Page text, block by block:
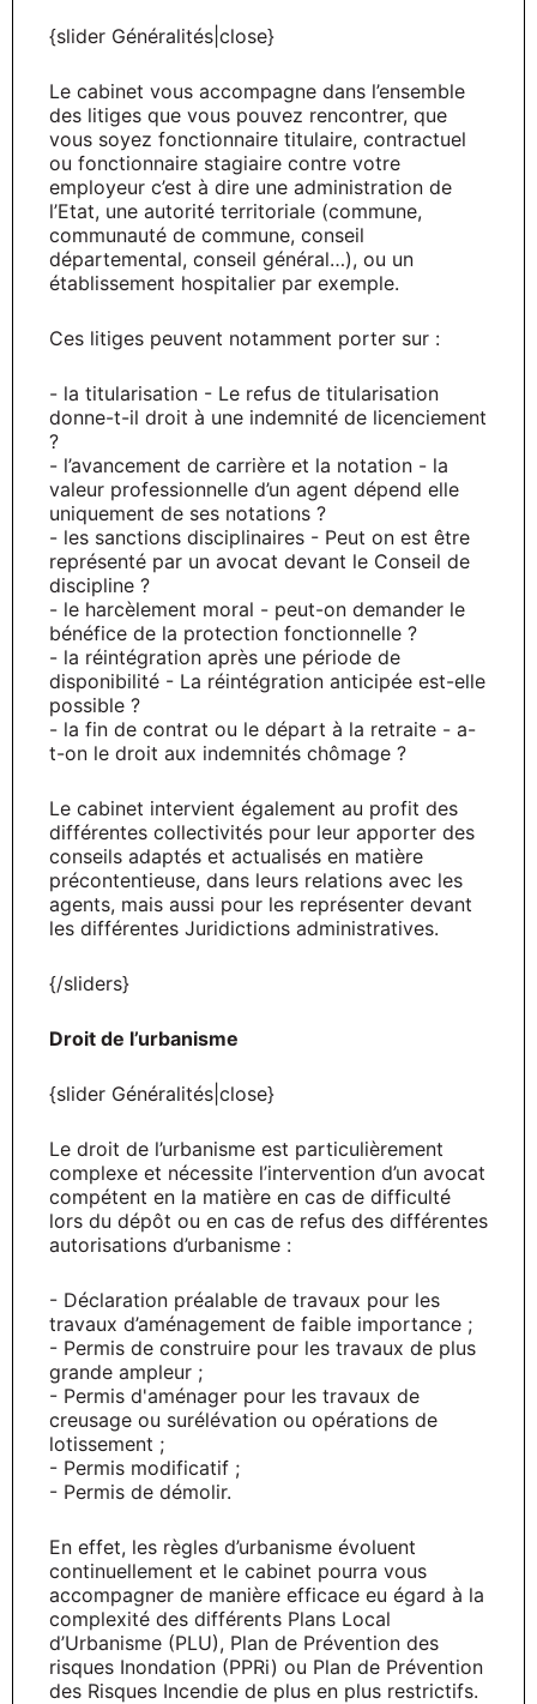
{slider Généralités|close}
Le cabinet vous accompagne dans l’ensemble
des litiges que vous pouvez rencontrer, que
vous soyez fonctionnaire titulaire, contractuel
ou fonctionnaire stagiaire contre votre
employeur c’est à dire une administration de
l’Etat, une autorité territoriale (commune,
communauté de commune, conseil
départemental, conseil général…), ou un
établissement hospitalier par exemple.
Ces litiges peuvent notamment porter sur :
- la titularisation - Le refus de titularisation
donne-t-il droit à une indemnité de licenciement
?
- l’avancement de carrière et la notation - la
valeur professionnelle d’un agent dépend elle
uniquement de ses notations ?
- les sanctions disciplinaires - Peut on est être
représenté par un avocat devant le Conseil de
discipline ?
- le harcèlement moral - peut-on demander le
bénéfice de la protection fonctionnelle ?
- la réintégration après une période de
disponibilité - La réintégration anticipée est-elle
possible ?
- la fin de contrat ou le départ à la retraite - a-
t-on le droit aux indemnités chômage ?
Le cabinet intervient également au profit des
différentes collectivités pour leur apporter des
conseils adaptés et actualisés en matière
précontentieuse, dans leurs relations avec les
agents, mais aussi pour les représenter devant
les différentes Juridictions administratives.
{/sliders}
Droit de l’urbanisme
{slider Généralités|close}
Le droit de l’urbanisme est particulièrement
complexe et nécessite l’intervention d’un avocat
compétent en la matière en cas de difficulté
lors du dépôt ou en cas de refus des différentes
autorisations d’urbanisme :
- Déclaration préalable de travaux pour les
travaux d’aménagement de faible importance ;
- Permis de construire pour les travaux de plus
grande ampleur ;
- Permis d'aménager pour les travaux de
creusage ou surélévation ou opérations de
lotissement ;
- Permis modificatif ;
- Permis de démolir.
En effet, les règles d’urbanisme évoluent
continuellement et le cabinet pourra vous
accompagner de manière efficace eu égard à la
complexité des différents Plans Local
d’Urbanisme (PLU), Plan de Prévention des
risques Inondation (PPRi) ou Plan de Prévention
des Risques Incendie de plus en plus restrictifs.